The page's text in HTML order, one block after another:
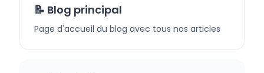
📝 Blog principal
Page d'accueil du blog avec tous nos articles